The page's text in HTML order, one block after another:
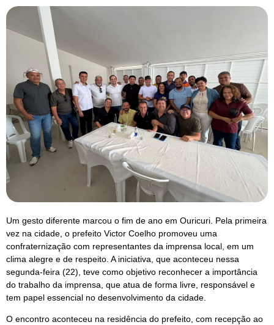
Um gesto diferente marcou o fim de ano em Ouricuri. Pela primeira
vez na cidade, o prefeito Victor Coelho promoveu uma
confraternização com representantes da imprensa local, em um
clima alegre e de respeito. A iniciativa, que aconteceu nessa
segunda-feira (22), teve como objetivo reconhecer a importância
do trabalho da imprensa, que atua de forma livre, responsável e
tem papel essencial no desenvolvimento da cidade.
O encontro aconteceu na residência do prefeito, com recepção ao